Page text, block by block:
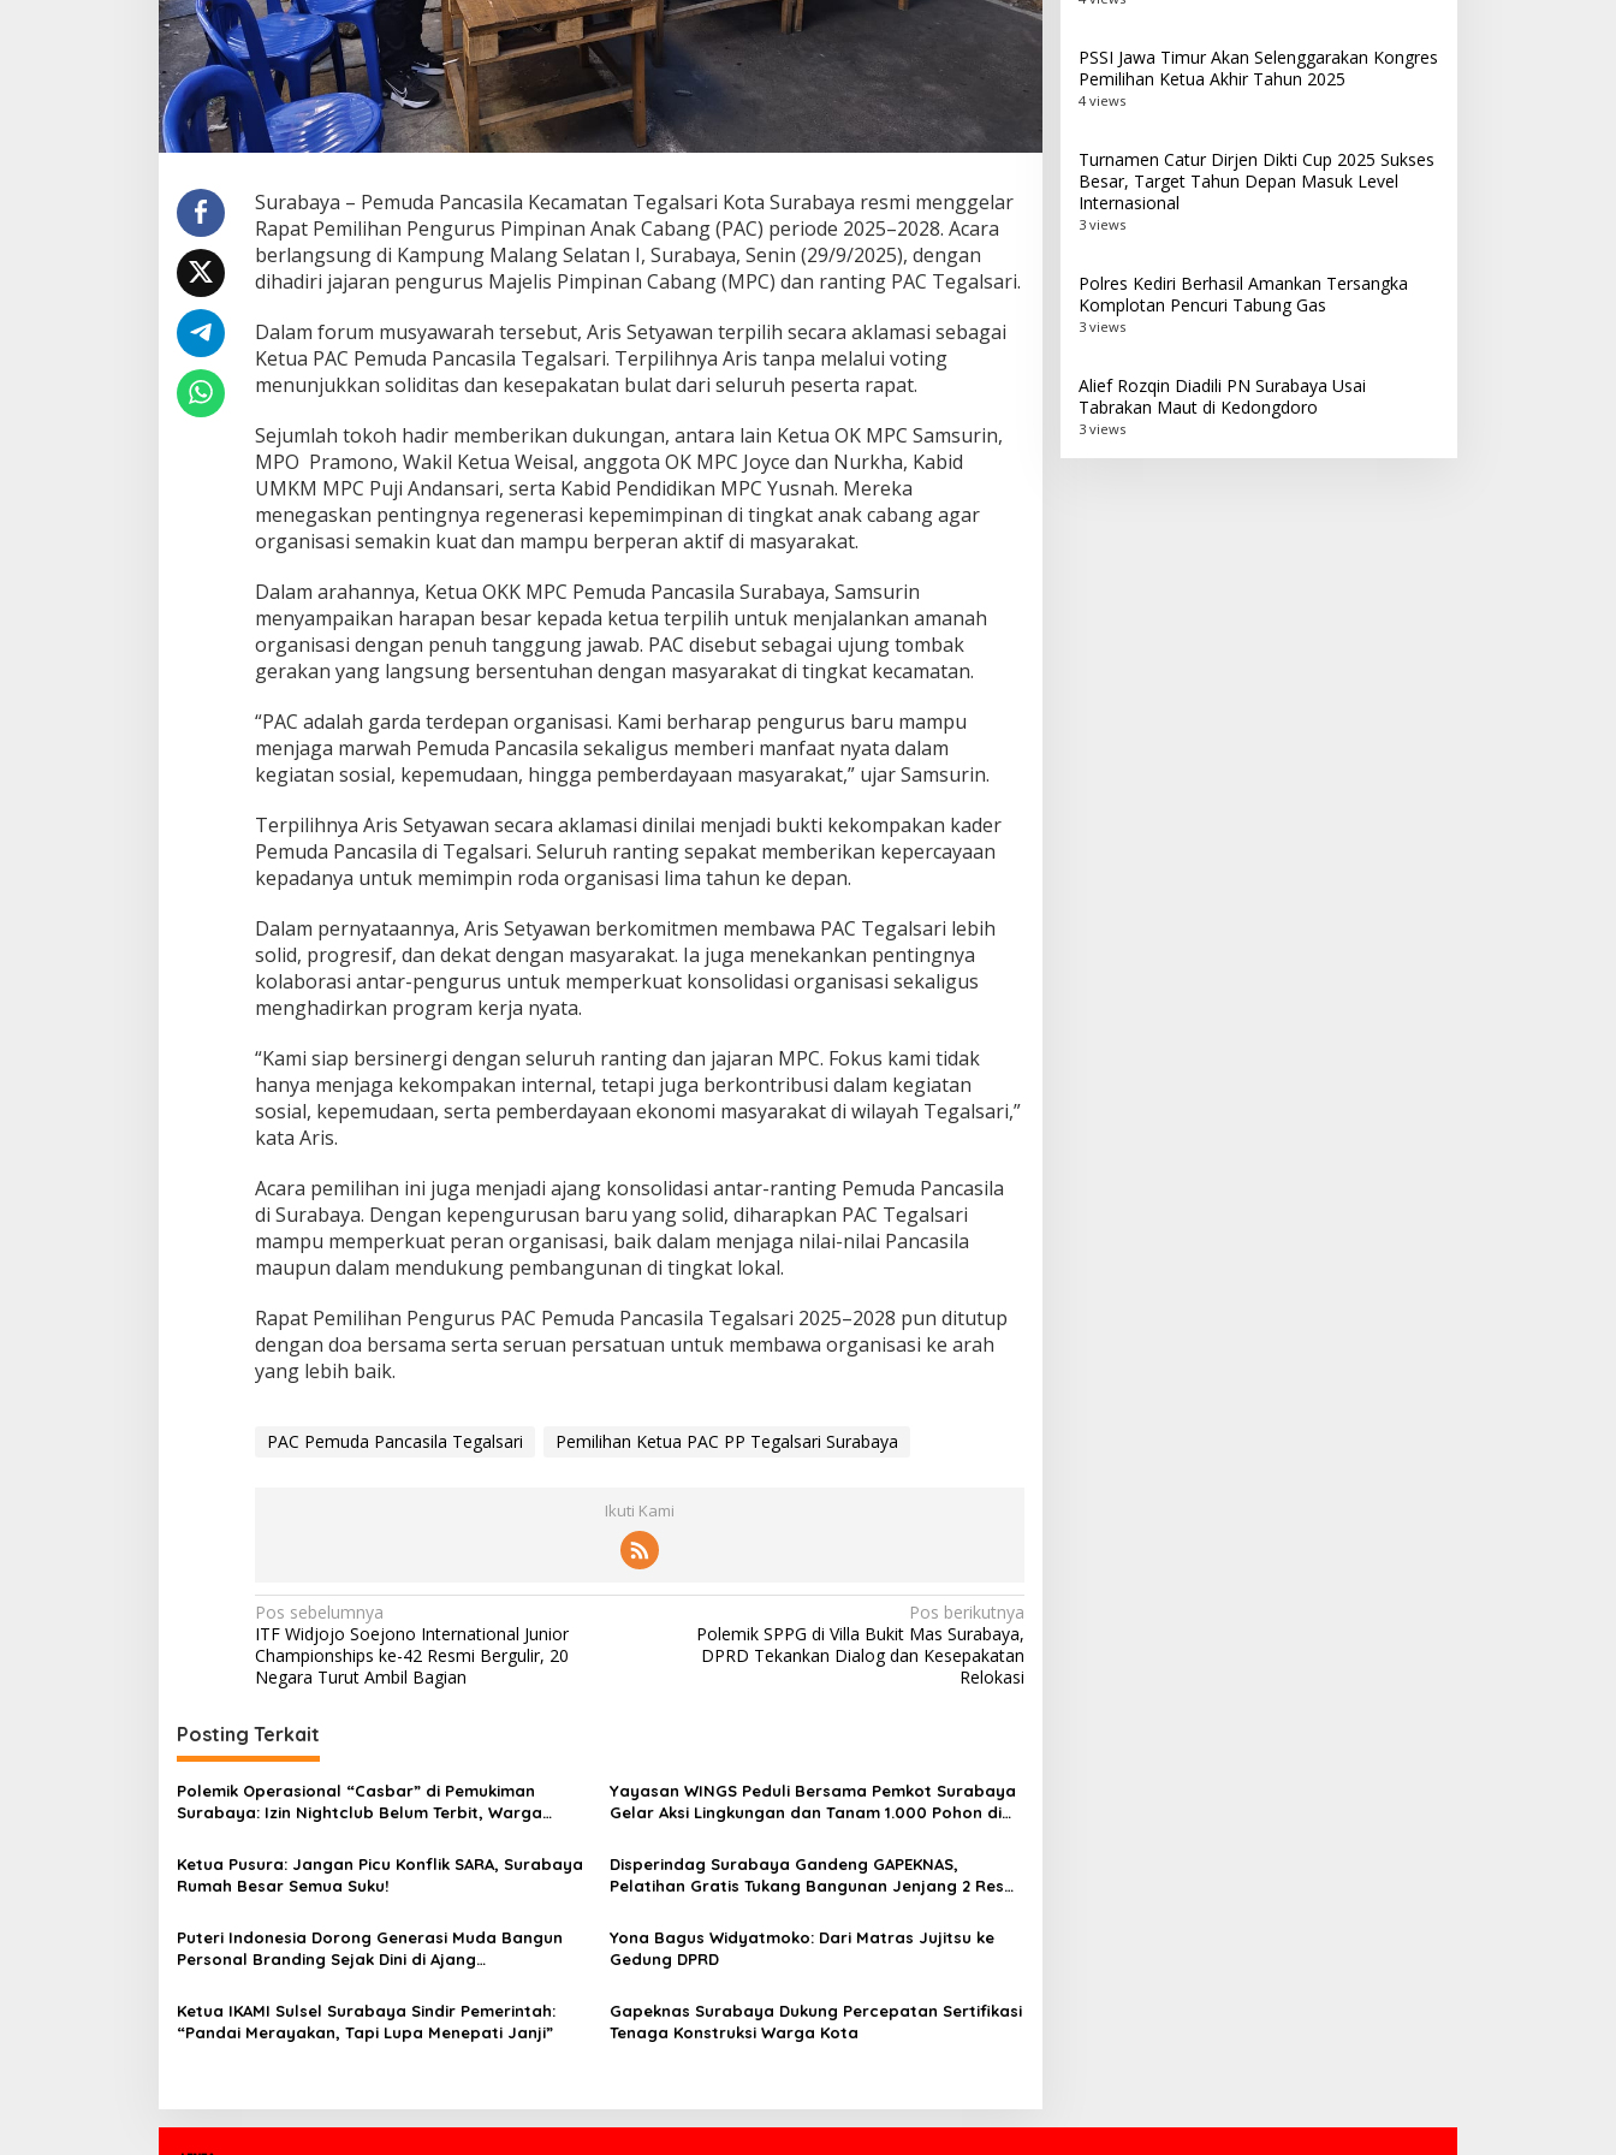
P
A
C
P
e
m
u
P
a
n
c
a
i
l
a
g
a
l
s
r
2
0
2
–
0
2
8
Surabaya – Pemuda Pancasila Kecamatan Tegalsari Kota Surabaya resmi menggelar
Rapat Pemilihan Pengurus Pimpinan Anak Cabang (PAC) periode 2025–2028. Acara
berlangsung di Kampung Malang Selatan I, Surabaya, Senin (29/9/2025), dengan
dihadiri jajaran pengurus Majelis Pimpinan Cabang (MPC) dan ranting PAC Tegalsari.
Dalam forum musyawarah tersebut, Aris Setyawan terpilih secara aklamasi sebagai
Ketua PAC Pemuda Pancasila Tegalsari. Terpilihnya Aris tanpa melalui voting
menunjukkan soliditas dan kesepakatan bulat dari seluruh peserta rapat.
Sejumlah tokoh hadir memberikan dukungan, antara lain Ketua OK MPC Samsurin,
MPO Pramono, Wakil Ketua Weisal, anggota OK MPC Joyce dan Nurkha, Kabid
UMKM MPC Puji Andansari, serta Kabid Pendidikan MPC Yusnah. Mereka
menegaskan pentingnya regenerasi kepemimpinan di tingkat anak cabang agar
organisasi semakin kuat dan mampu berperan aktif di masyarakat.
Dalam arahannya, Ketua OKK MPC Pemuda Pancasila Surabaya, Samsurin
menyampaikan harapan besar kepada ketua terpilih untuk menjalankan amanah
organisasi dengan penuh tanggung jawab. PAC disebut sebagai ujung tombak
gerakan yang langsung bersentuhan dengan masyarakat di tingkat kecamatan.
“PAC adalah garda terdepan organisasi. Kami berharap pengurus baru mampu
menjaga marwah Pemuda Pancasila sekaligus memberi manfaat nyata dalam
kegiatan sosial, kepemudaan, hingga pemberdayaan masyarakat,” ujar Samsurin.
Terpilihnya Aris Setyawan secara aklamasi dinilai menjadi bukti kekompakan kader
Pemuda Pancasila di Tegalsari. Seluruh ranting sepakat memberikan kepercayaan
kepadanya untuk memimpin roda organisasi lima tahun ke depan.
Dalam pernyataannya, Aris Setyawan berkomitmen membawa PAC Tegalsari lebih
solid, progresif, dan dekat dengan masyarakat. Ia juga menekankan pentingnya
kolaborasi antar-pengurus untuk memperkuat konsolidasi organisasi sekaligus
menghadirkan program kerja nyata.
“Kami siap bersinergi dengan seluruh ranting dan jajaran MPC. Fokus kami tidak
hanya menjaga kekompakan internal, tetapi juga berkontribusi dalam kegiatan
sosial, kepemudaan, serta pemberdayaan ekonomi masyarakat di wilayah Tegalsari,”
kata Aris.
Acara pemilihan ini juga menjadi ajang konsolidasi antar-ranting Pemuda Pancasila
di Surabaya. Dengan kepengurusan baru yang solid, diharapkan PAC Tegalsari
mampu memperkuat peran organisasi, baik dalam menjaga nilai-nilai Pancasila
maupun dalam mendukung pembangunan di tingkat lokal.
Rapat Pemilihan Pengurus PAC Pemuda Pancasila Tegalsari 2025–2028 pun ditutup
dengan doa bersama serta seruan persatuan untuk membawa organisasi ke arah
yang lebih baik.
PAC Pemuda Pancasila Tegalsari Pemilihan Ketua PAC PP Tegalsari Surabaya
Ikuti Kami
N
a
v
i
g
a
s
i
p
s
Pos sebelumnya
ITF Widjojo Soejono International Junior
Championships ke-42 Resmi Bergulir, 20
Negara Turut Ambil Bagian
Pos berikutnya
Polemik SPPG di Villa Bukit Mas Surabaya,
DPRD Tekankan Dialog dan Kesepakatan
Relokasi
Posting Terkait
Polemik Operasional “Casbar” di Pemukiman
Surabaya: Izin Nightclub Belum Terbit, Warga
Yayasan WINGS Peduli Bersama Pemkot Surabaya
Gelar Aksi Lingkungan dan Tanam 1.000 Pohon di
Ketua Pusura: Jangan Picu Konflik SARA, Surabaya
Rumah Besar Semua Suku!
Disperindag Surabaya Gandeng GAPEKNAS,
Pelatihan Gratis Tukang Bangunan Jenjang 2 Resmi
Puteri Indonesia Dorong Generasi Muda Bangun
Personal Branding Sejak Dini di Ajang
Yona Bagus Widyatmoko: Dari Matras Jujitsu ke
Gedung DPRD
Ketua IKAMI Sulsel Surabaya Sindir Pemerintah:
“Pandai Merayakan, Tapi Lupa Menepati Janji”
Gapeknas Surabaya Dukung Percepatan Sertifikasi
Tenaga Konstruksi Warga Kota
PSSI Jawa Timur Akan Selenggarakan Kongres
Pemilihan Ketua Akhir Tahun 2025
4 views
Turnamen Catur Dirjen Dikti Cup 2025 Sukses
Besar, Target Tahun Depan Masuk Level
Internasional
3 views
Polres Kediri Berhasil Amankan Tersangka
Komplotan Pencuri Tabung Gas
3 views
Alief Rozqin Diadili PN Surabaya Usai
Tabrakan Maut di Kedongdoro
3 views